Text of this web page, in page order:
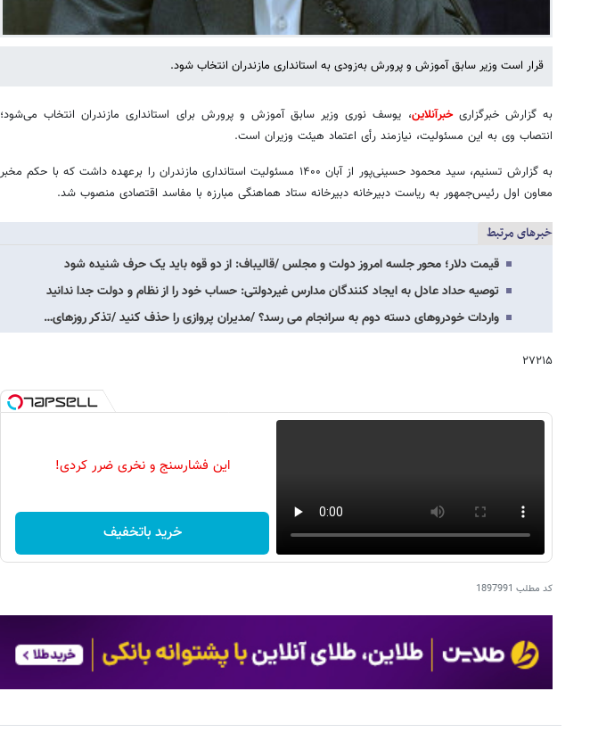
قرار است وزیر سابق آموزش و پرورش به‌زودی به استانداری مازندران انتخاب شود.
به گزارش خبرگزاریخبرآنلاین، یوسف نوری وزیر سابق آموزش و پرورش برای استانداری مازندران انتخاب می‌شود؛
انتصاب وی به این مسئولیت، نیازمند رأی اعتماد هیئت وزیران است.
به گزارش تسنیم، سید محمود حسینی‌پور از آبان ۱۴۰۰ مسئولیت استانداری مازندران را برعهده داشت که با حکم مخبر
معاون اول رئیس‌جمهور به ریاست دبیرخانه دبیرخانه ستاد هماهنگی مبارزه با مفاسد اقتصادی منصوب شد.
خبرهای مرتبط
قیمت دلار؛ محور جلسه امروز دولت و مجلس /قالیباف: از دو قوه باید یک حرف شنیده شود
توصیه حداد عادل به ایجاد کنندگان مدارس غیردولتی: حساب خود را از نظام و دولت جدا ندانید
واردات خودروهای دسته دوم به سرانجام می رسد؟ /مدیران پروازی را حذف کنید /تذکر روزهای…
۲۷۲۱۵
این فشارسنج و نخری ضرر کردی!
خرید باتخفیف
کد مطلب 1897991